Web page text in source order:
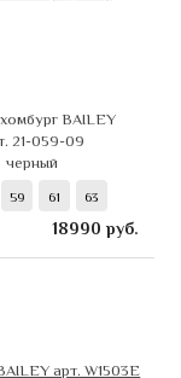
BAILEY
21-059-09
черный
59 61 63
18990 руб.